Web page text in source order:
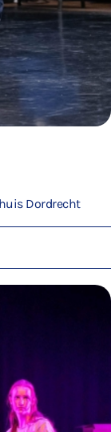
Dordrecht